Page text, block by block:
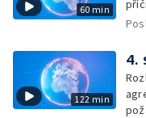
60 min
122 min
4.